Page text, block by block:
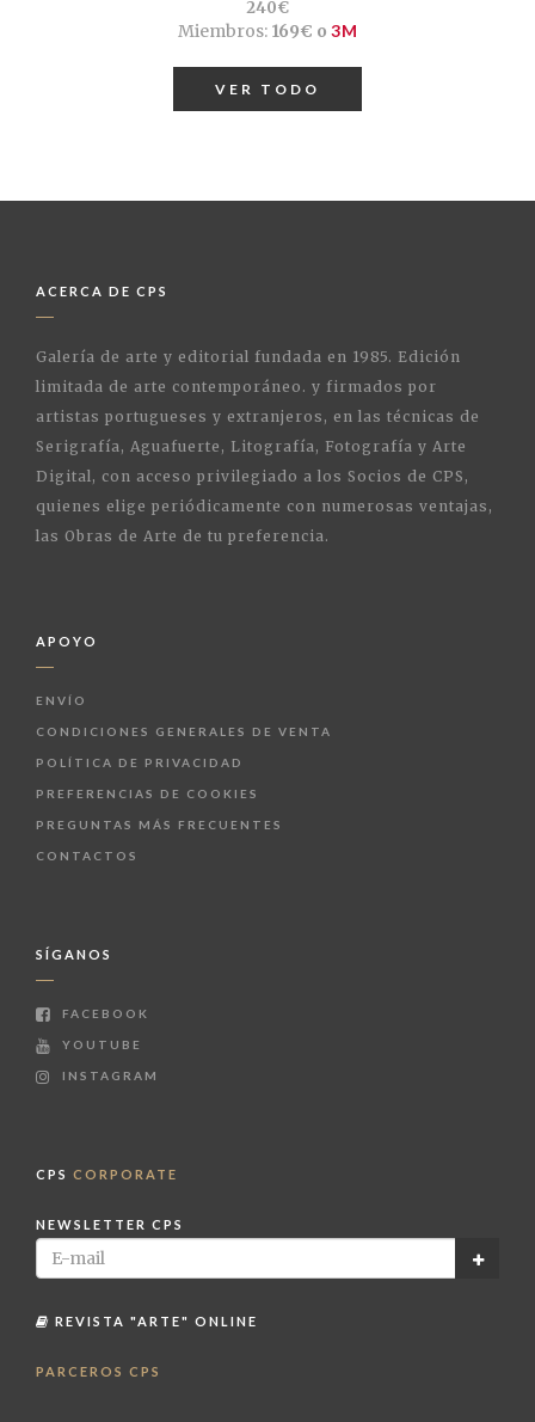
240€
Miembros:169€ o 3M
VER TODO
ACERCA DE CPS
Galería de arte y editorial fundada en 1985. Edición
limitada de arte contemporáneo. y firmados por
artistas portugueses y extranjeros, en las técnicas de
Serigrafía, Aguafuerte, Litografía, Fotografía y Arte
Digital, con acceso privilegiado a los Socios de CPS,
quienes elige periódicamente con numerosas ventajas,
las Obras de Arte de tu preferencia.
APOYO
ENVÍO
CONDICIONES GENERALES DE VENTA
POLÍTICA DE PRIVACIDAD
PREFERENCIAS DE COOKIES
PREGUNTAS MÁS FRECUENTES
CONTACTOS
SÍGANOS
FACEBOOK
YOUTUBE
INSTAGRAM
CPS CORPORATE
NEWSLETTER CPS
REVISTA "ARTE" ONLINE
PARCEROS CPS